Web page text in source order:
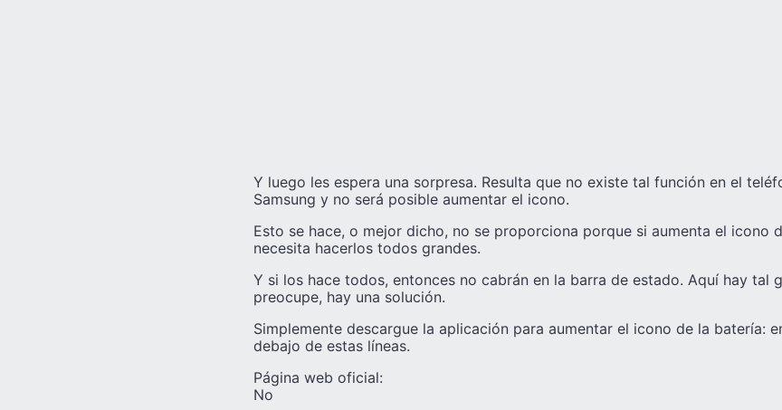
Y luego les espera una sorpresa. Resulta que no existe tal función en el
Samsung y no será posible aumentar el icono.
Esto se hace, o mejor dicho, no se proporciona porque si aumenta el icono
necesita hacerlos todos grandes.
Y si los hace todos, entonces no cabrán en la barra de estado. Aquí hay tal
preocupe, hay una solución.
Simplemente descargue la aplicación para aumentar el icono de la batería:
debajo de estas líneas.
Página web oficial:
No